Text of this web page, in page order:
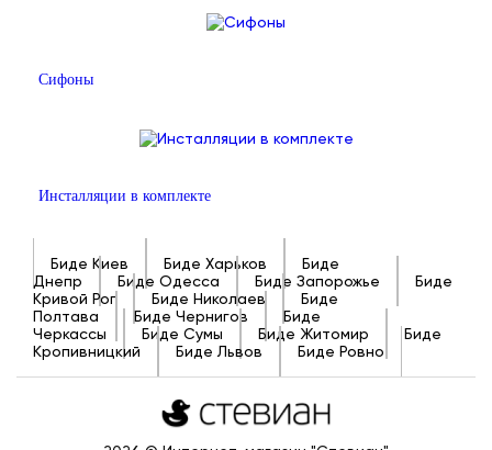
Сифоны
Инсталляции в комплекте
Биде Киев Биде Харьков
Биде
Днепр
Биде Одесса Биде Запорожье
Биде
Кривой Рог
Биде Николаев
Биде
Полтава
Биде Чернигов
Биде
Черкассы
Биде Сумы Биде Житомир
Биде
Кропивницкий
Биде Львов Биде Ровно